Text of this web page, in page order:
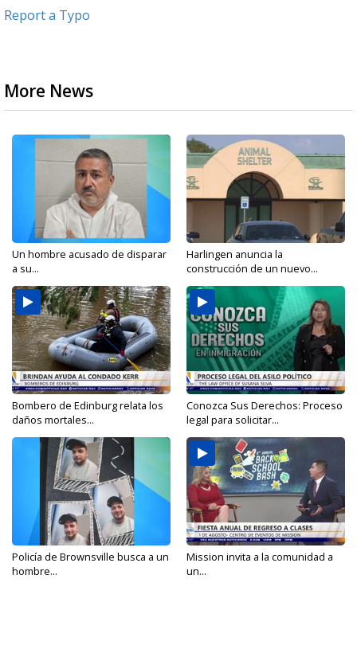
Report a Typo
More News
Un hombre acusado de disparar
a su...
Harlingen anuncia la
construcción de un nuevo...
Bombero de Edinburg relata los
daños mortales...
Conozca Sus Derechos: Proceso
legal para solicitar...
Policía de Brownsville busca a un
hombre...
Mission invita a la comunidad a
un...